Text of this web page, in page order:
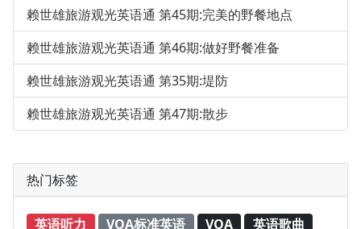
赖世雄旅游观光英语通 第45期:完美的野餐地点
赖世雄旅游观光英语通 第46期:做好野餐准备
赖世雄旅游观光英语通 第35期:堤防
赖世雄旅游观光英语通 第47期:散步
热门标签
英语听力 VOA标准英语 VOA
英语歌曲